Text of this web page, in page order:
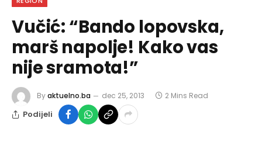
Vučić: “Bando lopovska,
marš napolje! Kako vas
nije sramota!”
Byaktuelno.ba dec 25, 2013 2 Mins Read
Podijeli